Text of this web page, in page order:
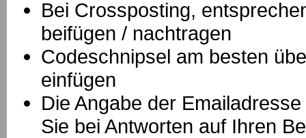
Bei Crossposting,
beifügen / nachtragen
Codeschnipsel am besten
einfügen
Die Angabe der
Sie bei Antworten auf Ihren